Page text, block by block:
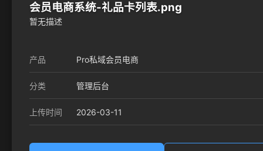
会员电商系统-礼品卡列表.png
暂无描述
产品 Pro私域会员电商
分类 管理后台
上传时间 2026-03-11